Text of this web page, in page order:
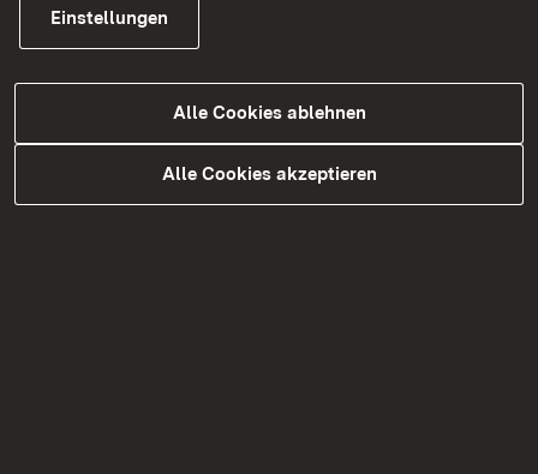
Show larger version for: Show larger version for:
Einstellungen
Alle Cookies ablehnen
Alle Cookies akzeptieren